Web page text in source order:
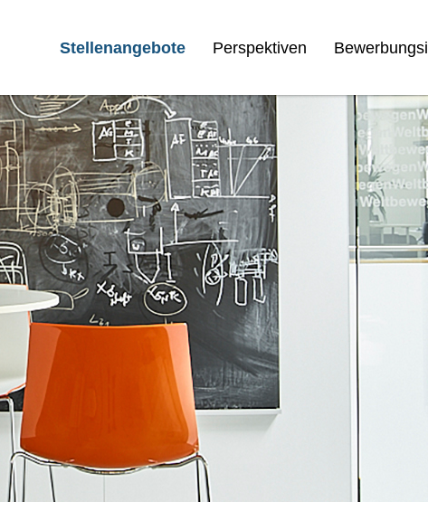
Stellenangebote Perspektiven